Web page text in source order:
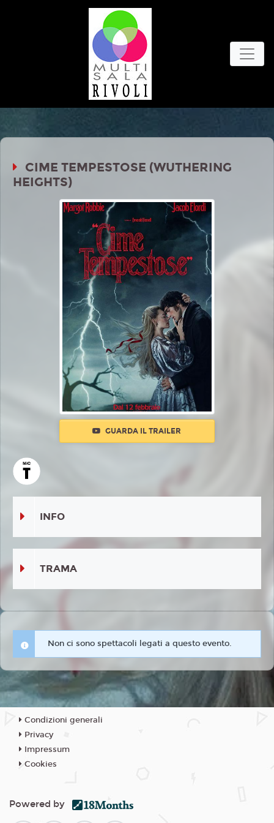
CIME TEMPESTOSE (WUTHERING
HEIGHTS)
GUARDA IL TRAILER
INFO
TRAMA
Non ci sono spettacoli legati a questo evento.
Condizioni generali
Privacy
Impressum
Cookies
Powered by